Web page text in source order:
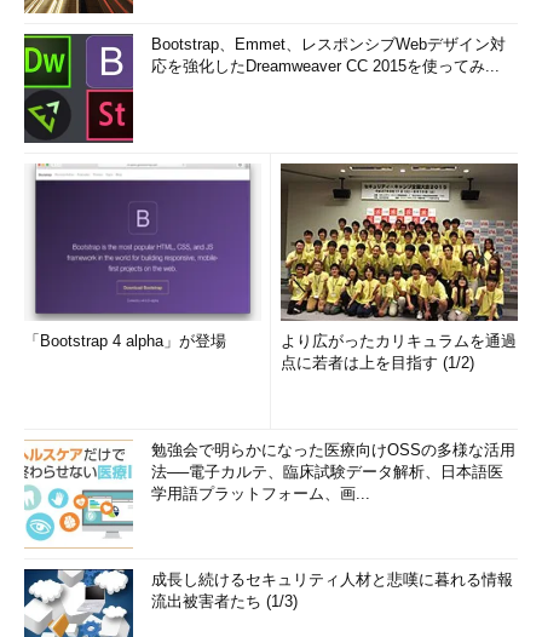
Bootstrap、Emmet、レスポンシブWebデザイン対
応を強化したDreamweaver CC 2015を使ってみ...
「Bootstrap 4 alpha」が登場
より広がったカリキュラムを通過
点に若者は上を目指す (1/2)
勉強会で明らかになった医療向けOSSの多様な活用
法──電子カルテ、臨床試験データ解析、日本語医
学用語プラットフォーム、画...
成長し続けるセキュリティ人材と悲嘆に暮れる情報
流出被害者たち (1/3)